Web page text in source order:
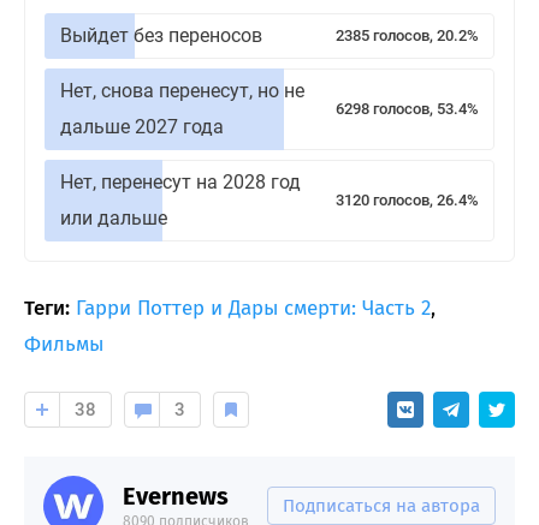
Выйдет без переносов 2385 голосов, 20.2%
Нет, снова перенесут, но не
дальше 2027 года
6298 голосов, 53.4%
Нет, перенесут на 2028 год
или дальше
3120 голосов, 26.4%
Теги: Гарри Поттер и Дары смерти: Часть 2,
Фильмы
38 3
Evernews Подписаться на автора